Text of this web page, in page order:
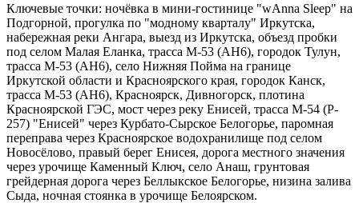
Ключевые точки: ночёвка в мини-гостинице "wAnna Sleep" на
Подгорной, прогулка по "модному кварталу" Иркутска,
набережная реки Ангара, выезд из Иркутска, объезд пробки
под селом Малая Еланка, трасса M-53 (AH6), городок Тулун,
трасса M-53 (AH6), село Нижняя Пойма на границе
Иркутской области и Красноярского края, городок Канск,
трасса M-53 (AH6), Красноярск, Дивногорск, плотина
Красноярской ГЭС, мост через реку Енисей, трасса M-54 (P-
257) "Енисей" через Курбато-Сырское Белогорье, паромная
переправа через Красноярское водохранилище под селом
Новосёлово, правый берег Енисея, дорога местного значения
через урочище Каменный Ключ, село Анаш, грунтовая
грейдерная дорога через Беллыкское Белогорье, низина залива
Сыда, ночная стоянка в урочище Белоярском.